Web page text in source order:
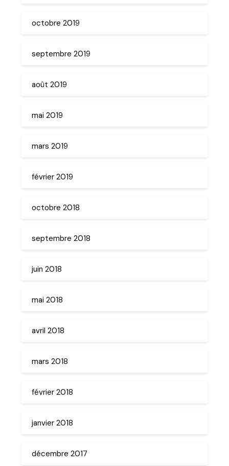
octobre 2019
septembre 2019
août 2019
mai 2019
mars 2019
février 2019
octobre 2018
septembre 2018
juin 2018
mai 2018
avril 2018
mars 2018
février 2018
janvier 2018
décembre 2017